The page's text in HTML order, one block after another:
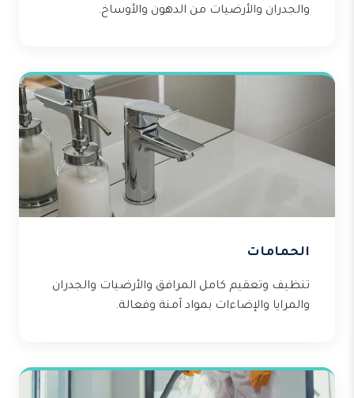
والجدران والأرضيات من الدهون والأوساخ.
الحمامات
تنظيف وتعقيم كامل المرافق والأرضيات والجدران
والمرايا والإضاءات بمواد آمنة وفعالة.